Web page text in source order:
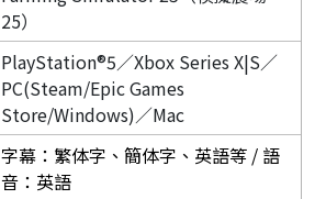
25）
PlayStation®5／Xbox Series X|S／
PC(Steam/Epic Games
Store/Windows)／Mac
字幕：繁体字、簡体字、英語等 / 語
音：英語